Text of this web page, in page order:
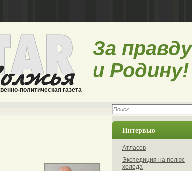
политическая газета
За правду
и Родину!
Интервью
Атласов
Экспедиция на полюс
холода